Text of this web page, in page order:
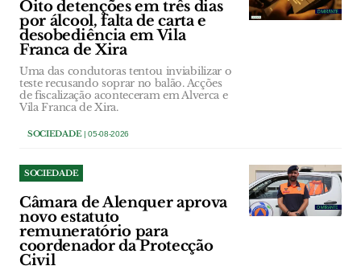
Oito detenções em três dias
por álcool, falta de carta e
desobediência em Vila
Franca de Xira
Uma das condutoras tentou inviabilizar o
teste recusando soprar no balão. Acções
de fiscalização aconteceram em Alverca e
Vila Franca de Xira.
SOCIEDADE| 05-08-2026
SOCIEDADE
Câmara de Alenquer aprova
novo estatuto
remuneratório para
coordenador da Protecção
Civil